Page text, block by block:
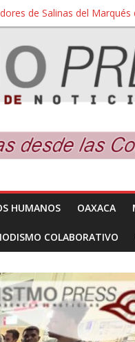
de Salinas del
vuelve a las aulas tras
detener a los autores
construir un parque eólico
de gravera Oyamel
HUMANOS OAXACA
COLABORATIVO